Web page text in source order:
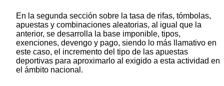
En la segunda sección sobre la tasa de rifas, tómbolas,
apuestas y combinaciones aleatorias, al igual que la
anterior, se desarrolla la base imponible, tipos,
exenciones, devengo y pago, siendo lo más llamativo en
este caso, el incremento del tipo de las apuestas
deportivas para aproximarlo al exigido a esta actividad en
el ámbito nacional.